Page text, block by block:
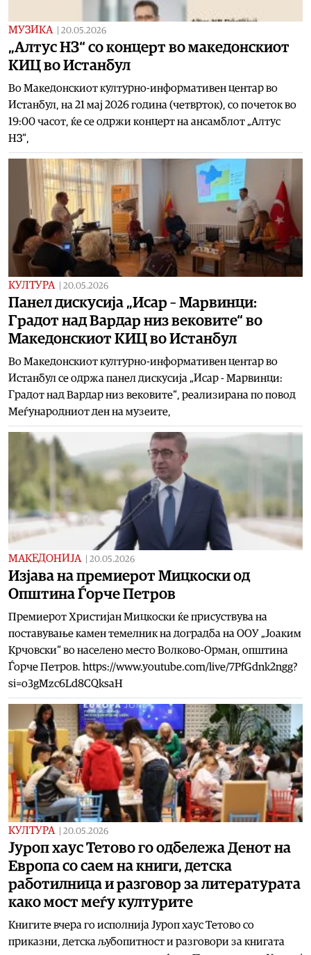
МУЗИКА 20.05.2026
„Алтус НЗ“ со концерт во македонскиот
КИЦ во Истанбул
Во Македонскиот културно-информативен центар во
Истанбул, на 21 мај 2026 година (четврток), со почеток во
19:00 часот, ќе се одржи концерт на ансамблот „Алтус
НЗ“,
КУЛТУРА 20.05.2026
Панел дискусија „Исар – Марвинци:
Градот над Вардар низ вековите“ во
Македонскиот КИЦ во Истанбул
Во Македонскиот културно-информативен центар во
Истанбул се одржа панел дискусија „Исар - Марвинци:
Градот над Вардар низ вековите“, реализирана по повод
Меѓународниот ден на музеите,
МАКЕДОНИЈА 20.05.2026
Изјава на премиерот Мицкоски од
Општина Ѓорче Петров
Премиерот Христијан Мицкоски ќе присуствува на
поставување камен темелник на доградба на ООУ „Јоаким
Крчовски“ во населено место Волково-Орман, општина
Ѓорче Петров. https://www.youtube.com/live/7PfGdnk2ngg?
si=o3gMzc6Ld8CQksaH
КУЛТУРА 20.05.2026
Јуроп хаус Тетово го одбележа Денот на
Европа со саем на книги, детска
работилница и разговор за литературата
како мост меѓу културите
Книгите вчера го исполнија Јуроп хаус Тетово со
приказни, детска љубопитност и разговори за книгата